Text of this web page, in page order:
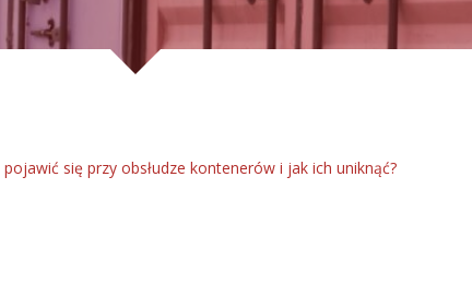
się przy obsłudze kontenerów i jak ich uniknąć?